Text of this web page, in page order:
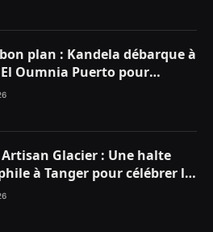
plan : Kandela débarque à
El Oumnia Puerto pour
le Chiringuito Malibu
Artisan Glacier : Une halte
à Tanger pour célébrer la
aux matières